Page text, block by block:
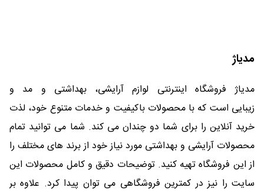
مدیاژ
مدیاژ فروشگاه اینترنتی لوازم آرایشی، بهداشتی و مد و
زیبایی است که با محصولات باکیفیت و خدمات متنوع خود، لذت
خرید آنلاین را برای شما دو چندان می کند. شما می توانید تمام
محصولات آرایشی و بهداشتی مورد نیاز خود از برند های مختلف را
از این فروشگاه تهیه کنید. توضیحات دقیق و کامل محصولات این
سایت را نیز در کمترین فروشگاهی می توان پیدا کرد. علاوه بر